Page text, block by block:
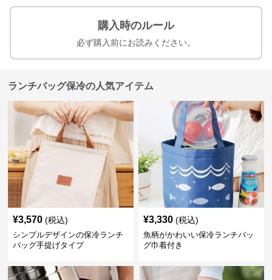
購入時のルール
必ず購入前にお読みください。
ランチバッグ保冷の人気アイテム
¥3,570 (税込)
シンプルデザインの保冷ランチ
バッグ手提げタイプ
¥3,330 (税込)
魚柄がかわいい保冷ランチバッ
グ巾着付き